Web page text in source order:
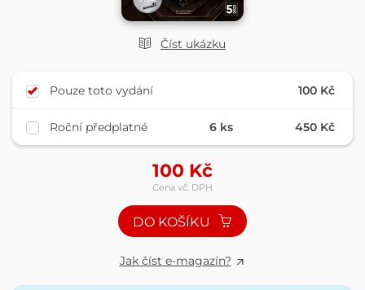
Číst ukázku
Pouze toto vydání 100 Kč
Roční předplatné 6 ks 450 Kč
100 Kč
Cena vč. DPH
DO KOŠÍKU
Jak číst e-magazín?